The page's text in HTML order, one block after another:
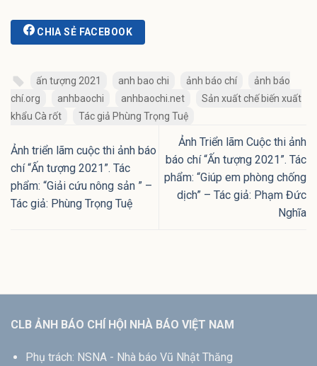
CHIA SẺ FACEBOOK
ấn tượng 2021 anh bao chi ảnh báo chí
ảnh báo
chí.org
anhbaochi anhbaochi.net
Sản xuất chế biến xuất
khẩu Cà rốt
Tác giả Phùng Trọng Tuệ
Ảnh triển lãm cuộc thi ảnh báo
chí “Ấn tượng 2021”. Tác
phẩm: “Giải cứu nông sản ” –
Tác giả: Phùng Trọng Tuệ
Ảnh Triển lãm Cuộc thi ảnh
báo chí “Ấn tượng 2021”. Tác
phẩm: “Giúp em phòng chống
dịch” – Tác giả: Phạm Đức
Nghĩa
CLB ẢNH BÁO CHÍ HỘI NHÀ BÁO VIỆT NAM
Phụ trách: NSNA - Nhà báo Vũ Nhật Thăng